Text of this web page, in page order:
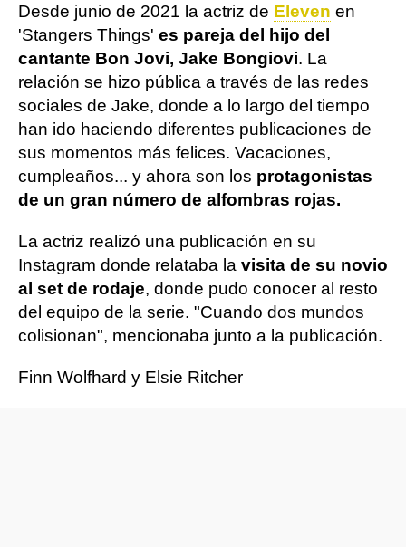
Desde junio de 2021 la actriz de Eleven en
'Stangers Things' es pareja del hijo del
cantante Bon Jovi, Jake Bongiovi. La
relación se hizo pública a través de las redes
sociales de Jake, donde a lo largo del tiempo
han ido haciendo diferentes publicaciones de
sus momentos más felices. Vacaciones,
cumpleaños... y ahora son los protagonistas
de un gran número de alfombras rojas.
La actriz realizó una publicación en su
Instagram donde relataba la visita de su novio
al set de rodaje, donde pudo conocer al resto
del equipo de la serie. "Cuando dos mundos
colisionan", mencionaba junto a la publicación.
Finn Wolfhard y Elsie Ritcher